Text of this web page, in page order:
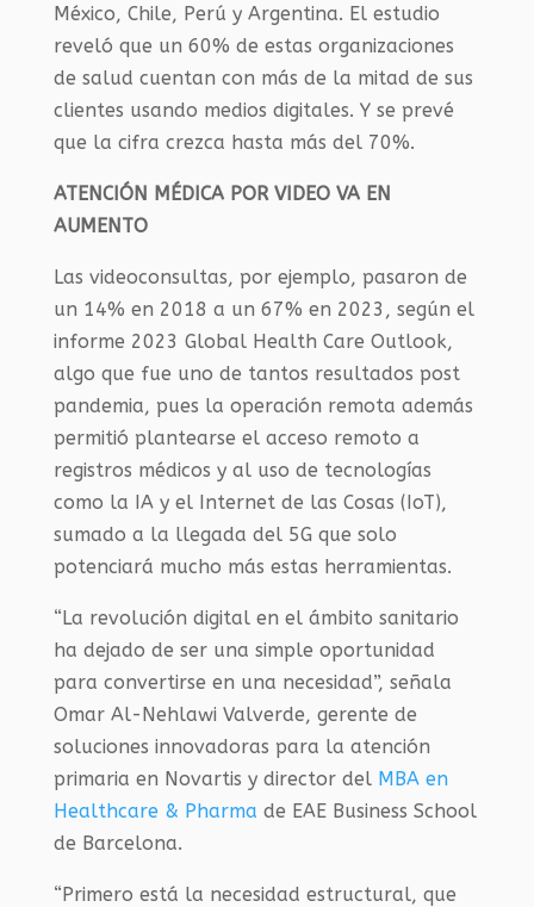
México, Chile, Perú y Argentina. El estudio
reveló que un 60% de estas organizaciones
de salud cuentan con más de la mitad de sus
clientes usando medios digitales. Y se prevé
que la cifra crezca hasta más del 70%.
ATENCIÓN MÉDICA POR VIDEO VA EN
AUMENTO
Las videoconsultas, por ejemplo, pasaron de
un 14% en 2018 a un 67% en 2023, según el
informe 2023 Global Health Care Outlook,
algo que fue uno de tantos resultados post
pandemia, pues la operación remota además
permitió plantearse el acceso remoto a
registros médicos y al uso de tecnologías
como la IA y el Internet de las Cosas (IoT),
sumado a la llegada del 5G que solo
potenciará mucho más estas herramientas.
“La revolución digital en el ámbito sanitario
ha dejado de ser una simple oportunidad
para convertirse en una necesidad”, señala
Omar Al-Nehlawi Valverde, gerente de
soluciones innovadoras para la atención
primaria en Novartis y director del MBA en
Healthcare & Pharma de EAE Business School
de Barcelona.
“Primero está la necesidad estructural, que